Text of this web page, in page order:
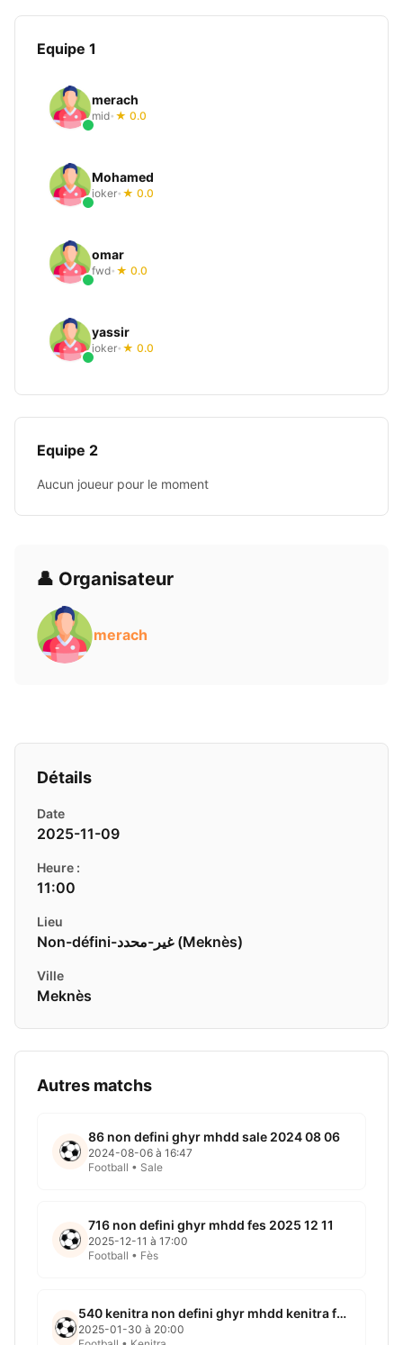
Equipe 1
merach
mid• ★ 0.0
Mohamed
joker• ★ 0.0
omar
fwd• ★ 0.0
yassir
joker• ★ 0.0
Equipe 2
Aucun joueur pour le moment
👤 Organisateur
merach
Détails
Date
2025-11-09
Heure :
11:00
Lieu
Non-défini-غير-محدد ( Meknès)
Ville
Meknès
Autres matchs
86 non defini ghyr mhdd sale 2024 08 06
2024-08-06 à 16:47
Football • Sale
716 non defini ghyr mhdd fes 2025 12 11
2025-12-11 à 17:00
Football • Fès
540 kenitra non defini ghyr mhdd kenitra football 2025 01 30
2025-01-30 à 20:00